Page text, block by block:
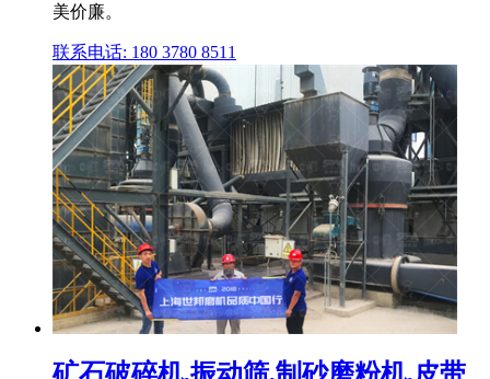
美价廉。
联系电话: 180 3780 8511